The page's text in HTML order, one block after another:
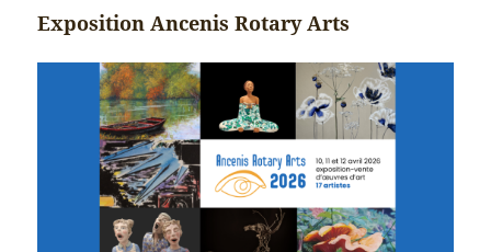
Exposition Ancenis Rotary Arts